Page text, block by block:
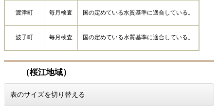
渡津町 毎月検査 国の定めている水質基準に適合している。
波子町 毎月検査 国の定めている水質基準に適合している。
（桜江地域）
表のサイズを切り替える